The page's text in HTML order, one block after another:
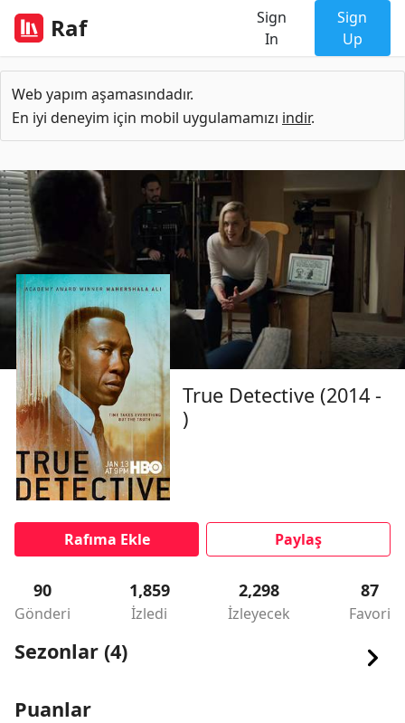
Raf
Sign
In
Sign
Up
Web yapım aşamasındadır.
En iyi deneyim için mobil uygulamamızı indir.
True Detective (2014 -
)
Rafıma Ekle Paylaş
90
Gönderi
1,859
İzledi
2,298
İzleyecek
87
Favori
Sezonlar (4)
Puanlar